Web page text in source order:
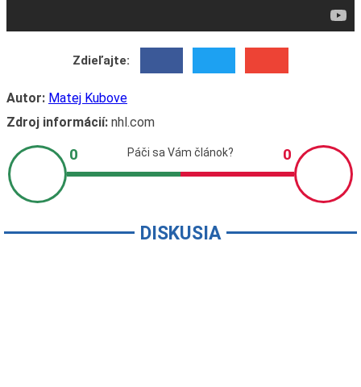
Zdieľajte:
Autor: Matej Kubove
Zdroj informácií:nhl.com
DISKUSIA